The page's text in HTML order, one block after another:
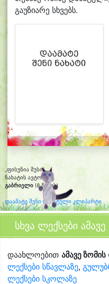
გაუზიარე სხვებს.
„ფისუნია მუსი“
ნახატის ავტორი:
გაბრიელი (8 წლის)
დაამატე შენი დახატული კლიპარტი
სხვა ლექსები
დაახლოებით ამავე ზომის
ლექსები სწავლაზე,
ლექსები სკოლაზე